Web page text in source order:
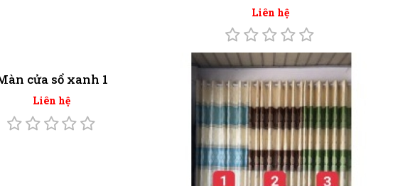
Liên hệ
cửa sổ xanh 1
Liên hệ